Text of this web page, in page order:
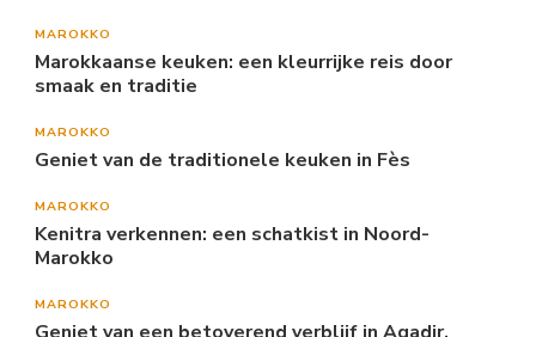
MAROKKO
Marokkaanse keuken: een kleurrijke reis door
smaak en traditie
MAROKKO
Geniet van de traditionele keuken in Fès
MAROKKO
Kenitra verkennen: een schatkist in Noord-
Marokko
MAROKKO